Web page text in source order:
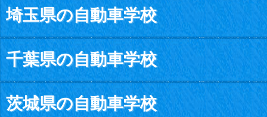
埼玉県の自動車学校
千葉県の自動車学校
茨城県の自動車学校